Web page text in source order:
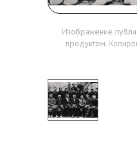
Изображение
продуктом.